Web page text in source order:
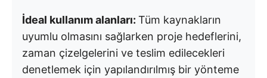
İdeal kullanım alanları: Tüm kaynakların
uyumlu olmasını sağlarken proje hedeflerini,
zaman çizelgelerini ve teslim edilecekleri
denetlemek için yapılandırılmış bir yönteme